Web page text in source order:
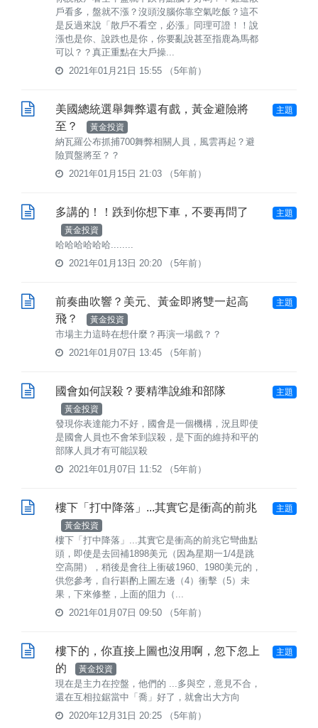
戶看多，盤就不漲？沒頭沒腦你靠空氣吃飯？這不
是反過來說「散戶不看空，必漲」同理可證！！說
漲也是你、說跌也是你，你要亂說甚至指鹿為馬都
可以？？真正重點在大戶操...
2021年01月21日 15:55
（5年前）
美國總統選舉舞弊還有戲，黃金避險將
至？
黃金投資
納瓦羅公布抓捕700舞弊相關人員，風雲再起？避
險買盤將至？？
2021年01月15日 21:03
（5年前）
主題
多講的！！跌到你想下車，不要再問了
黃金投資
哈哈哈哈哈哈........
2021年01月13日 20:20
（5年前）
主題
前奏曲吹響？美元、黃金即將雙一起高
飛？
黃金投資
市場主力這時在想什麼？再演一場戲？？
2021年01月07日 13:45
（5年前）
主題
國會如何誤殺？要精準說維和部隊
黃金投資
發現你表達能力不好，國會是一個機構，況且即使
是國會人員也不會笨到誤殺，是下面的維持和平的
部隊人員才有可能誤殺
2021年01月07日 11:52
（5年前）
主題
樓下「打中降落」...其實它是衝高的前兆
黃金投資
樓下「打中降落」...其實它是衝高的前兆它彎曲點
頭，即使是去回補1898美元（因為星期一1/4是跳
空高開），稍後是會往上衝破1960、1980美元的，
供您參考，自行斟酌上圖左邊（4）衝擊（5）未
果，下來修整，上面的阻力（...
2021年01月07日 09:50
（5年前）
主題
樓下的，你直接上圖也沒用啊，忽下忽上
的
黃金投資
現在是主力在控盤，他們的 ...多與空，意見不合，
還在互相拉鋸當中「喬」好了，就會出大方向
2020年12月31日 20:25
（5年前）
主題